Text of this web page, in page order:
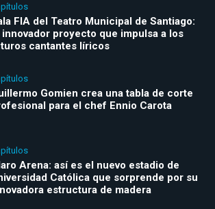
FIA del Teatro Municipal de Santiago:
innovador proyecto que impulsa a los
cantantes líricos
Gomien crea una tabla de corte
para el chef Ennio Carota
Arena: así es el nuevo estadio de
Católica que sorprende por su
estructura de madera